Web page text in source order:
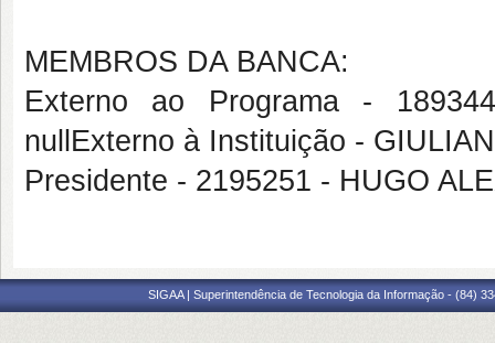
MEMBROS DA BANCA:
Externo ao Programa -
nullExterno à Instituição -
Presidente - 2195251 - HUGO
SIGAA | Superintendência de Tecnologia da Informação - (84)